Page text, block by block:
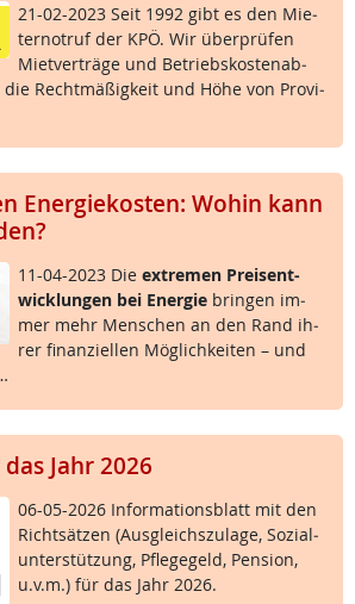
21-02-2023 Seit 1992 gibt es den Mie­
ter­no­t­ruf der KPÖ. Wir über­prü­fen
Miet­ver­trä­ge und Be­triebs­kos­ten­ab­
Recht­mä­ß­ig­keit und Höhe von Pro­vi­
Energiekosten: Wohin kann
11-04-2023 Die ex­t­re­men Preis­ent­
wick­lun­gen bei En­er­giebrin­gen im­
mer mehr Men­schen an den Rand ih­
rer fi­nan­zi­el­len Mög­lich­kei­ten – und
Jahr 2026
06-05-2026 In­for­ma­ti­ons­blatt mit den
Richt­sät­zen (Aus­g­leichs­zu­la­ge, So­zial­
un­ter­stüt­zung, Pf­le­ge­geld, Pen­si­on,
u.v.m.) für das Jahr 2026.